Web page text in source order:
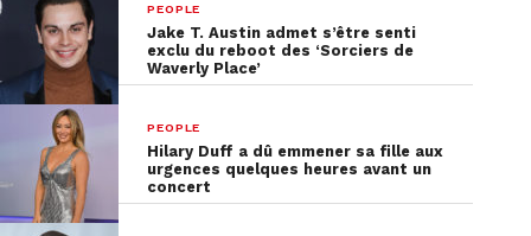
PEOPLE
Jake T. Austin admet s’être senti
exclu du reboot des ‘Sorciers de
Waverly Place’
PEOPLE
Hilary Duff a dû emmener sa fille aux
urgences quelques heures avant un
concert